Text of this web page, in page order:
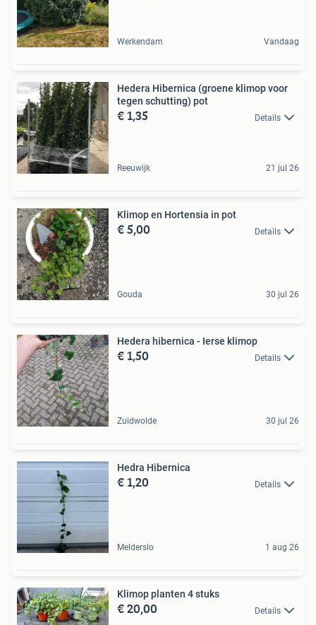
Werkendam Vandaag
Hedera Hibernica (groene klimop voor
tegen schutting) pot
€ 1,35 Details
Reeuwijk 21 jul 26
Klimop en Hortensia in pot
€ 5,00 Details
Gouda 30 jul 26
Hedera hibernica - Ierse klimop
€ 1,50 Details
Zuidwolde 30 jul 26
Hedra Hibernica
€ 1,20 Details
Melderslo 1 aug 26
Klimop planten 4 stuks
€ 20,00 Details